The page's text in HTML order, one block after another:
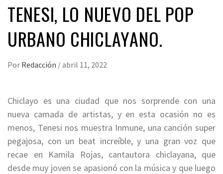
TENESI, LO NUEVO DEL POP
URBANO CHICLAYANO.
Por Redacción /abril 11, 2022
Chiclayo es una ciudad que nos sorprende con una
nueva camada de artistas, y en esta ocasión no es
menos, Tenesi nos muestra Inmune, una canción super
pegajosa, con un beat increíble, y una gran voz que
recae en Kamila Rojas, cantautora chiclayana, que
desde muy joven se apasionó con la música y que luego